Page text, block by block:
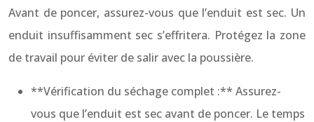
Avant de poncer, assurez-vous que l’enduit est sec. Un
enduit insuffisamment sec s’effritera. Protégez la zone
de travail pour éviter de salir avec la poussière.
**Vérification du séchage complet :** Assurez-
vous que l’enduit est sec avant de poncer. Le temps